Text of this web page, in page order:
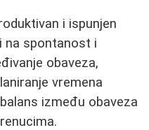
i ispunjen
na spontanost i
obaveza,
vremena
između obaveza